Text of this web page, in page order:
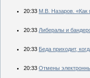
20:33 М.В. Назаров. «Как
20:33 Либералы и
20:33 Беда приходит,
20:33 Отмены